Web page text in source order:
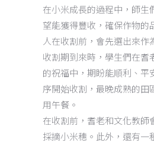
在小米成長的過程中，師
望能獲得豐收，確保作物的
人在收割前，會先選出來
收割期到來時，學生們在
的祝福中，期盼能順利、平
序開始收割，最晚成熟的田
用午餐。
在收割前，耆老和文化教
採摘小米穗。此外，還有